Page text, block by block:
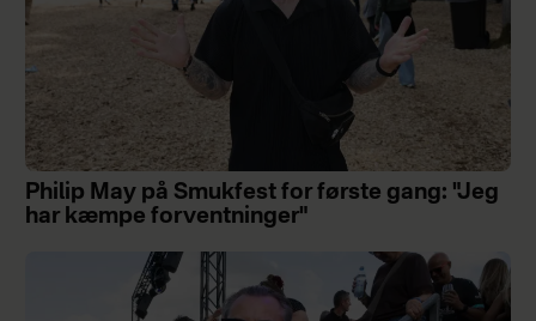
Philip May på Smukfest for første gang: "Jeg
har kæmpe forventninger"